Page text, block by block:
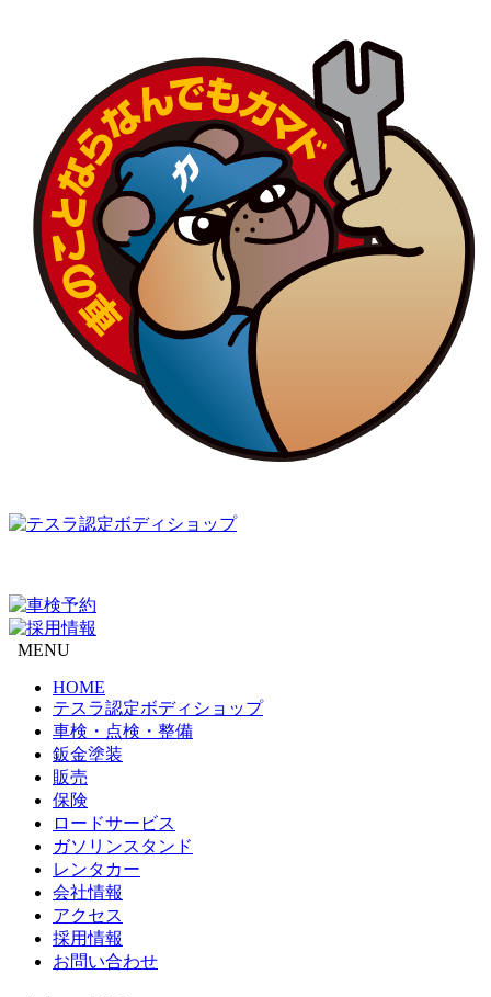
MENU
HOME
テスラ認定ボディショップ
車検・点検・整備
鈑金塗装
販売
保険
ロードサービス
ガソリンスタンド
レンタカー
会社情報
アクセス
採用情報
お問い合わせ